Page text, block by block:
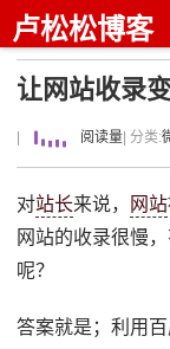
卢松松博客
让网站收录
阅读量 | 分类:
对站长来说， 网站
网站的收录很慢
呢？
答案就是；利用